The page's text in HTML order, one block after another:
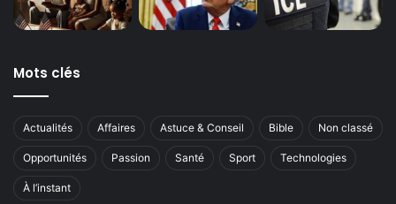
Mots clés
Actualités Affaires Astuce & Conseil Bible Non classé
Opportunités Passion Santé Sport Technologies
À l’instant